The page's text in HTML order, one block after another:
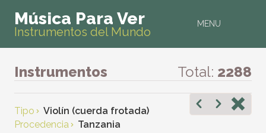
MENU
Música Para Ver
Instrumentos del Mundo
Instrumentos Total: 2288
Tipo
Violín (cuerda frotada)
Procedencia
Tanzania